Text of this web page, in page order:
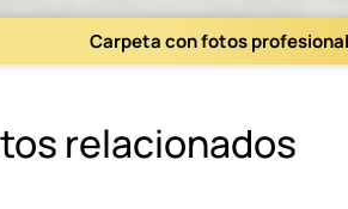
Carpeta con fotos
relacionados